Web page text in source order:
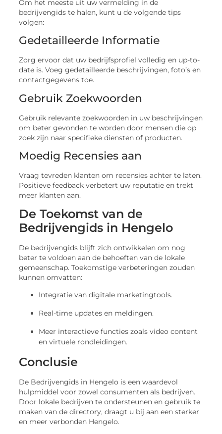
Om het meeste uit uw vermelding in de
bedrijvengids te halen, kunt u de volgende tips
volgen:
Gedetailleerde Informatie
Zorg ervoor dat uw bedrijfsprofiel volledig en up-to-
date is. Voeg gedetailleerde beschrijvingen, foto’s en
contactgegevens toe.
Gebruik Zoekwoorden
Gebruik relevante zoekwoorden in uw beschrijvingen
om beter gevonden te worden door mensen die op
zoek zijn naar specifieke diensten of producten.
Moedig Recensies aan
Vraag tevreden klanten om recensies achter te laten.
Positieve feedback verbetert uw reputatie en trekt
meer klanten aan.
De Toekomst van de
Bedrijvengids in Hengelo
De bedrijvengids blijft zich ontwikkelen om nog
beter te voldoen aan de behoeften van de lokale
gemeenschap. Toekomstige verbeteringen zouden
kunnen omvatten:
Integratie van digitale marketingtools.
Real-time updates en meldingen.
Meer interactieve functies zoals video content
en virtuele rondleidingen.
Conclusie
De Bedrijvengids in Hengelo is een waardevol
hulpmiddel voor zowel consumenten als bedrijven.
Door lokale bedrijven te ondersteunen en gebruik te
maken van de directory, draagt u bij aan een sterker
en meer verbonden Hengelo.